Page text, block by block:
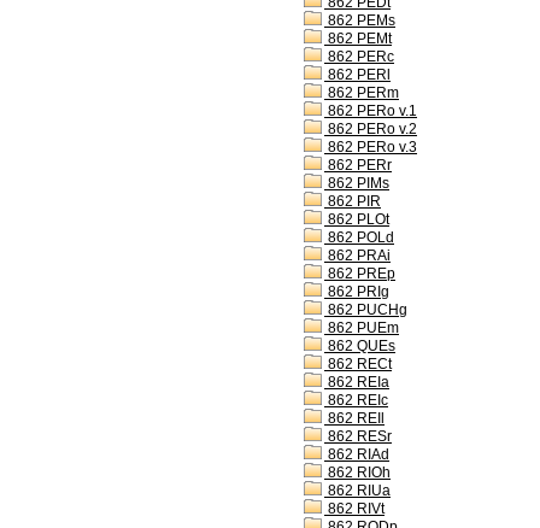
862 PEMs
862 PEMt
862 PERc
862 PERl
862 PERm
862 PERo v.1
862 PERo v.2
862 PERo v.3
862 PERr
862 PIMs
862 PIR
862 PLOt
862 POLd
862 PRAi
862 PREp
862 PRIg
862 PUCHg
862 PUEm
862 QUEs
862 RECt
862 REIa
862 REIc
862 REIl
862 RESr
862 RIAd
862 RIOh
862 RIUa
862 RIVt